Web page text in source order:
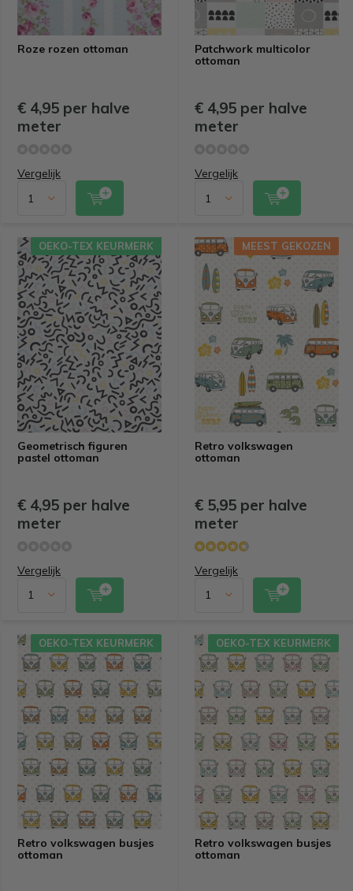
Roze rozen ottoman
€ 4,95 per halve
meter
Vergelijk
Patchwork multicolor
ottoman
€ 4,95 per halve
meter
Vergelijk
Geometrisch figuren
pastel ottoman
OEKO-TEX KEURMERK
€ 4,95 per halve
meter
Vergelijk
Retro volkswagen
ottoman
MEEST GEKOZEN
€ 5,95 per halve
meter
Vergelijk
Retro volkswagen busjes
ottoman
OEKO-TEX KEURMERK
Retro volkswagen busjes
ottoman
OEKO-TEX KEURMERK